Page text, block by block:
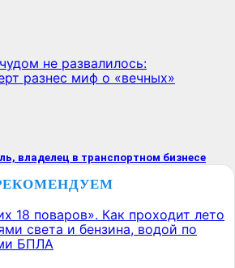
не развалилось:
разнес миф о «вечных»
владелец в транспортном бизнесе
18 поваров». Как проходит лето
света и бензина, водой по
БПЛА